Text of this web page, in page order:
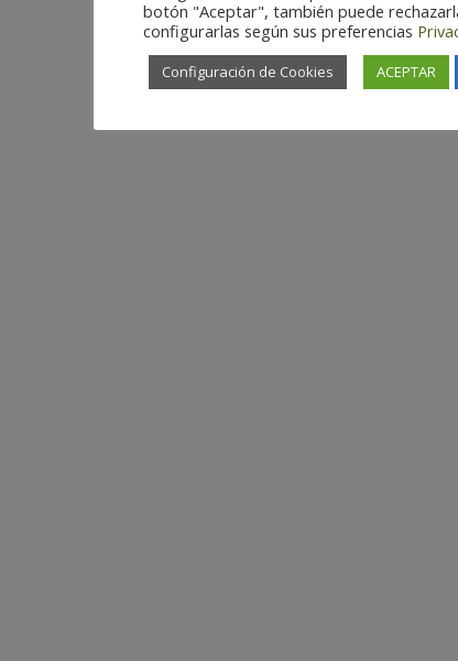
botón "Aceptar", también puede
configurarlas según sus preferencias
Configuración de Cookies ACEPTAR